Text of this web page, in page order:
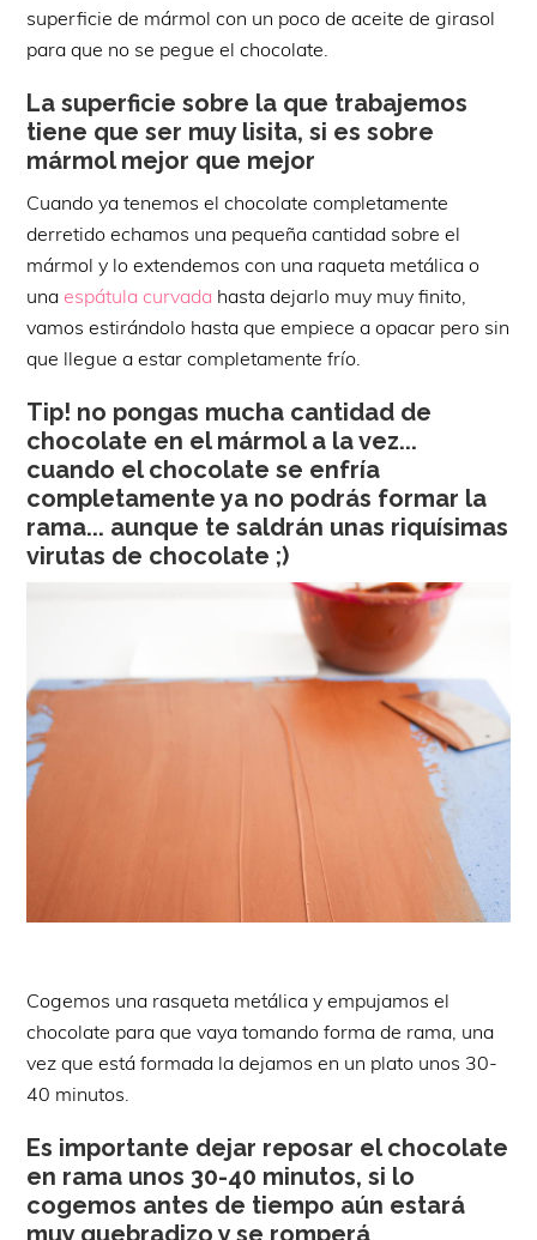
superficie de mármol con un poco de aceite de girasol
para que no se pegue el chocolate.
La superficie sobre la que trabajemos
tiene que ser muy lisita, si es sobre
mármol mejor que mejor
Cuando ya tenemos el chocolate completamente
derretido echamos una pequeña cantidad sobre el
mármol y lo extendemos con una raqueta metálica o
unaespátula curvada hasta dejarlo muy muy finito,
vamos estirándolo hasta que empiece a opacar pero sin
que llegue a estar completamente frío.
Tip! no pongas mucha cantidad de
chocolate en el mármol a la vez...
cuando el chocolate se enfría
completamente ya no podrás formar la
rama... aunque te saldrán unas riquísimas
virutas de chocolate ;)
Cogemos una rasqueta metálica y empujamos el
chocolate para que vaya tomando forma de rama, una
vez que está formada la dejamos en un plato unos 30-
40 minutos.
Es importante dejar reposar el chocolate
en rama unos 30-40 minutos, si lo
cogemos antes de tiempo aún estará